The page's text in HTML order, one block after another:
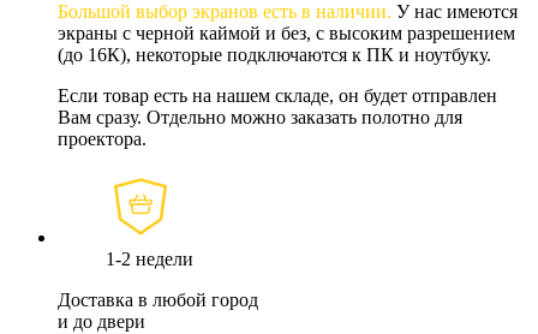
Большой выбор экранов есть в наличии. У нас имеются
экраны с черной каймой и без, с высоким разрешением
(до 16К), некоторые подключаются к ПК и ноутбуку.
Если товар есть на нашем складе, он будет отправлен
Вам сразу. Отдельно можно заказать полотно для
проектора.
1-2 недели
Доставка в любой город
и до двери